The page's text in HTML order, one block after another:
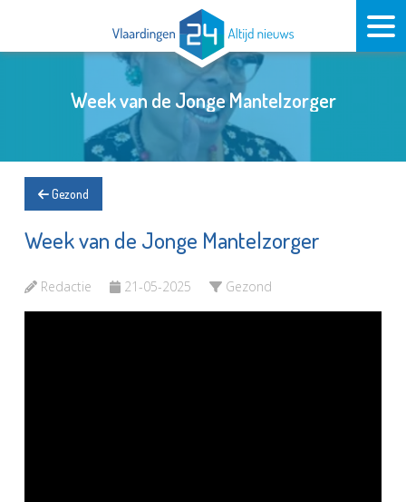
Week van de Jonge Mantelzorger
Gezond
Week van de Jonge Mantelzorger
Redactie 21-05-2025 Gezond